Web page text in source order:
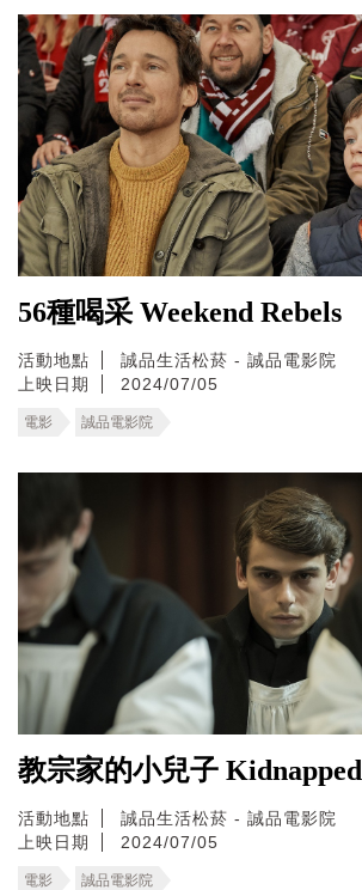
56種喝采 Weekend Rebels
活動地點
誠品生活松菸 - 誠品電影院
上映日期
2024/07/05
電影 誠品電影院
教宗家的小兒子 Kidnapped
活動地點
誠品生活松菸 - 誠品電影院
上映日期
2024/07/05
電影 誠品電影院